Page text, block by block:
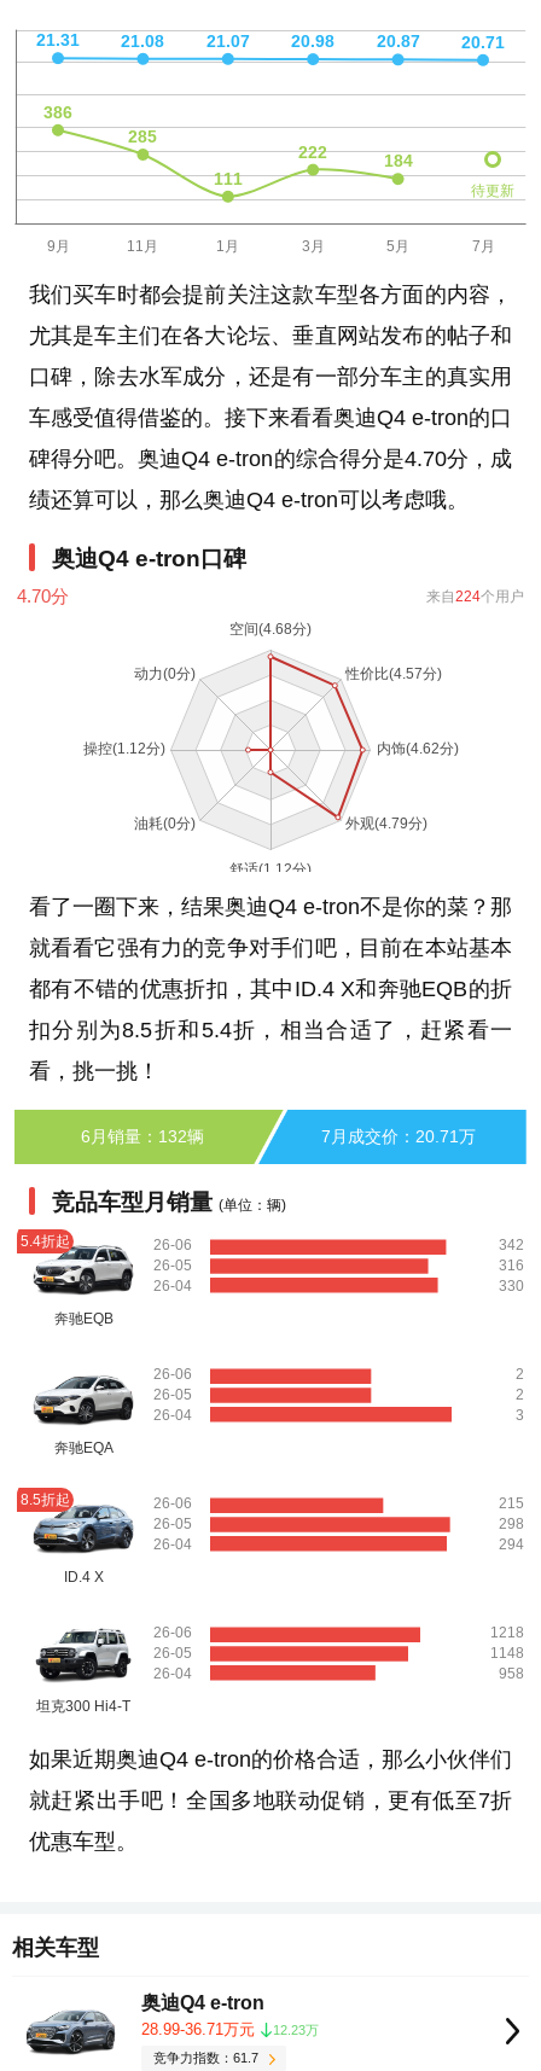
待更新
我们买车时都会提前关注这款车型各方面的内容，
尤其是车主们在各大论坛、垂直网站发布的帖子和
口碑，除去水军成分，还是有一部分车主的真实用
车感受值得借鉴的。接下来看看奥迪Q4 e-tron的口
碑得分吧。奥迪Q4 e-tron的综合得分是4.70分，成
绩还算可以，那么奥迪Q4 e-tron可以考虑哦。
奥迪Q4 e-tron口碑
4.70分 来自224个用户
看了一圈下来，结果奥迪Q4 e-tron不是你的菜？那
就看看它强有力的竞争对手们吧，目前在本站基本
都有不错的优惠折扣，其中ID.4 X和奔驰EQB的折
扣分别为8.5折和5.4折，相当合适了，赶紧看一
看，挑一挑！
6月销量：132辆 7月成交价：20.71万
竞品车型月销量 (单位：辆)
5.4折起
奔驰EQB
26-06
26-05
26-04
342
316
330
奔驰EQA
26-06
26-05
26-04
2
2
3
8.5折起
ID.4 X
26-06
26-05
26-04
215
298
294
坦克300 Hi4-T
26-06
26-05
26-04
1218
1148
958
如果近期奥迪Q4 e-tron的价格合适，那么小伙伴们
就赶紧出手吧！全国多地联动促销，更有低至7折
优惠车型。
相关车型
奥迪Q4 e-tron
28.99-36.71万元
12.23万
竞争力指数：61.7